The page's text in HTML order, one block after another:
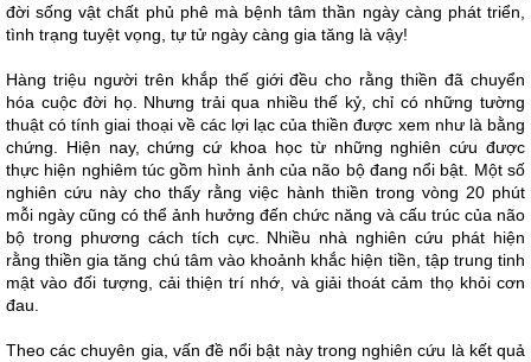
đời sống vật chất phủ phê mà bệnh tâm thần ngày càng phát triển,
tình trạng tuyệt vọng, tự tử ngày càng gia tăng là vậy!
Hàng triệu người trên khắp thế giới đều cho rằng thiền đã chuyển
hóa cuộc đời họ. Nhưng trải qua nhiều thế kỷ, chỉ có những tường
thuật có tính giai thoại về các lợi lạc của thiền được xem như là bằng
chứng. Hiện nay, chứng cứ khoa học từ những nghiên cứu được
thực hiện nghiêm túc gồm hình ảnh của não bộ đang nổi bật. Một số
nghiên cứu này cho thấy rằng việc hành thiền trong vòng 20 phút
mỗi ngày cũng có thể ảnh hưởng đến chức năng và cấu trúc của não
bộ trong phương cách tích cực. Nhiều nhà nghiên cứu phát hiện
rằng thiền gia tăng chú tâm vào khoảnh khắc hiện tiền, tập trung tinh
mật vào đối tượng, cải thiện trí nhớ, và giải thoát cảm thọ khỏi cơn
đau.
Theo các chuyên gia, vấn đề nổi bật này trong nghiên cứu là kết quả